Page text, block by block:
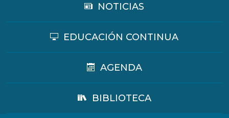
NOTICIAS
EDUCACIÓN CONTINUA
AGENDA
BIBLIOTECA